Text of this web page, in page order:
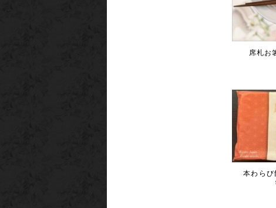
母の日ギフ
実用的なギ
大変喜ばれ
マスク、八角
2019年11月
新商品 京
創業1751年
カネ七畠山製
2019年10
新商品 は
ご両親向け
席札
本わらび